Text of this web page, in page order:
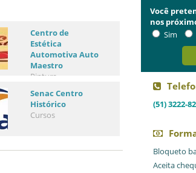
Centro de
Estética
Automotiva Auto
Maestro
Pintura
Senac Centro
Histórico
Cursos
Você
nos
Sim
(51) 3222-
Bloqueto
Aceita